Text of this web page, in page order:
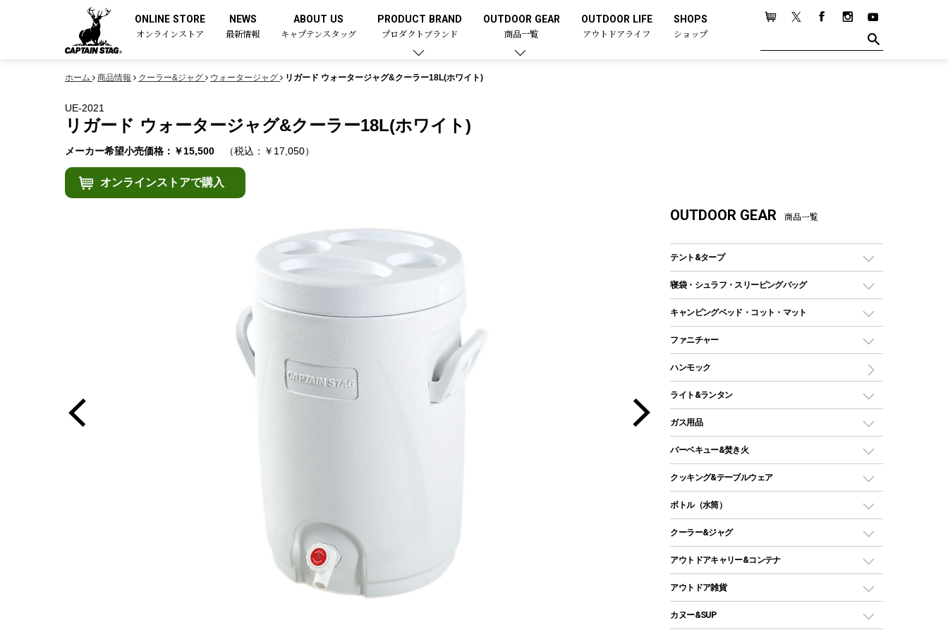
ONLINE STORE
オンラインストア
NEWS
最新情報
ABOUT US
キャプテンスタッグ
PRODUCT BRAND
プロダクトブランド
OUTDOOR GEAR
商品一覧
OUTDOOR LIFE
アウトドアライフ
SHOPS
ショップ
ホーム 商品情報 クーラー&ジャグ ウォータージャグ リガード ウォータージャグ&クーラー18L(ホワイト)
UE-2021
リガード ウォータージャグ&クーラー18L(ホワイト)
メーカー希望小売価格：￥15,500 （税込：￥17,050）
オンラインストアで購入
OUTDOOR GEAR 商品一覧
テント&タープ
テント
ツールームテント
ワンポールテント
シェルターテント
ロッジ型・オリジナルテント
タープ
スクエアタープ（レクタタープ）
メッシュタープ
自立式タープ
パラソル
テントアクセサリー
ペグ
寝袋・シュラフ・スリーピングバッグ
レクタングラー型（封筒型）シュラフ
インナーシュラフ
キャンピングベッド・コット・マット
キャンピングベッド・コット
インフレータブルマット
ファニチャー
アウトドアテーブル
レジャーシート
ハンモック
ライト&ランタン
LEDランタン
ガスランタン
オイルランタン
LEDライト
ヘッドライト
キャンドル
ガス用品
ガスバーナー
ガス缶
ガストーチ、ライター
バーベキュー&焚き火
バーベキューコンロ、グリル
焚き火台タイプ（ロースタイル）グリル
卓上タイプグリル
パーティータイプグリル
鉄板、アミ
クッキング&テーブルウェア
ダッチオーブン
ホットサンドメーカー
クッカーセット
シェラカップ
ボトル（水筒）
ステンレスボトル
コップ付きタイプ
ワンタッチタイプ
プラスチックボトル
クーラー&ジャグ
クーラーボックス
クーラーバッグ
ウォータージャグ
アウトドアキャリー&コンテナ
アウトドアキャリー
アウトドア雑貨
バックパック&バッグ
カヌー&SUP